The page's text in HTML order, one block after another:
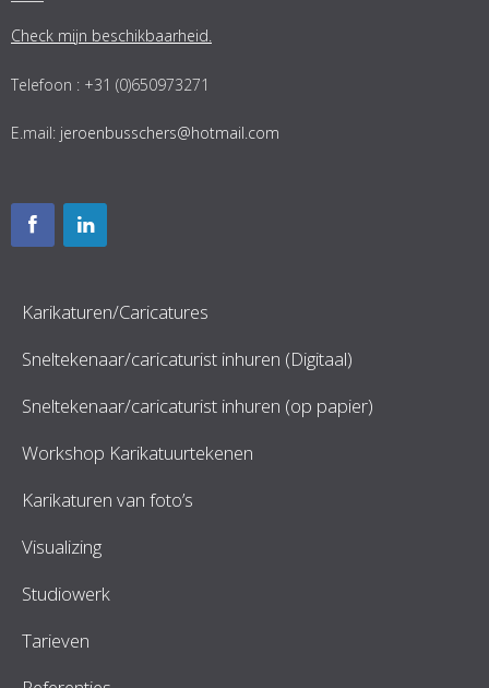
Check mijn beschikbaarheid.
Telefoon : +31 (0)650973271
E.mail: jeroenbusschers@hotmail.com
Karikaturen/Caricatures
Sneltekenaar/caricaturist inhuren (Digitaal)
Sneltekenaar/caricaturist inhuren (op papier)
Workshop Karikatuurtekenen
Karikaturen van foto’s
Visualizing
Studiowerk
Tarieven